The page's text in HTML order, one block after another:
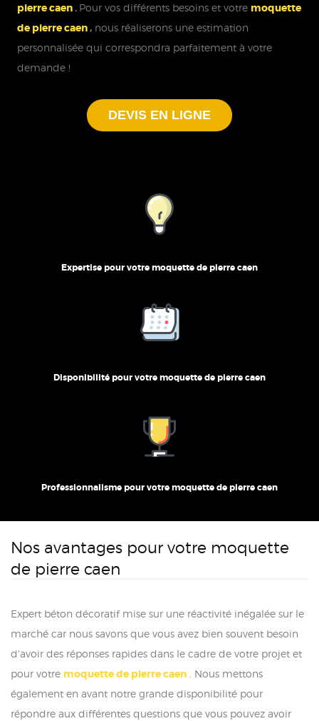
pierre caen. Pour vos différents besoins et votre moquette
de pierre caen,nous réaliserons une estimation
personnalisée qui correspondra parfaitement à votre
demande !
DEVIS EN LIGNE
Expertise pour votre moquette de pierre caen
Disponibilité pour votre moquette de pierre caen
Professionnalisme pour votre moquette de pierre caen
Nos avantages pour votre moquette
de pierre caen
Expert béton décoratif mise sur une réactivité inégalée sur le
marché car nous savons que vous avez bien souvent besoin
d'avoir des réponses rapides dans le cadre de votre projet et
pour votre moquette de pierre caen . Nous mettons
également en avant notre grande disponibilité pour
répondre aux différentes questions que vous pouvez avoir